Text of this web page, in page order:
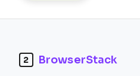
2 BrowserStack